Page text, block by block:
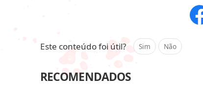
Este conteúdo foi útil? Sim Não
RECOMENDADOS